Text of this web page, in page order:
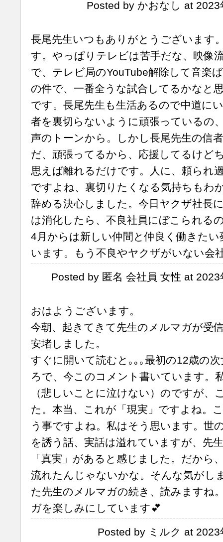
Posted by かおなし at
長尾先生いつもありがとうございます
す。やっぱりテレビは苦手だな、映像
で、テレビ局のYouTube解除して音楽
の件で、一番全うな試合してるかなと
です。長尾先生も生活あるので中道に
者を裏切らないように頑張っているの
声のトーンから。しかし長尾先生の信
だ、頑張ってるから、応援してるけど
思えば離れるだけです。人に、頼られ
ですよね、裏切りたくなる気持ちもわ
辞める決心しました。今日ヤクザ社長
は消化したら、不良社員にぼこられる
4月からは新しい仲間と仲良く働きた
います。もう不良やヤクザがいない会
Posted by 匿名 会社員 女性 at
おはようございます。
今朝、起きてきて先生のメルマガが受
安堵しました。
すぐに開いて読むと｡｡｡最初の12歳の
ろで、今このコメント書いています。
（悲しいことに泣けない）のですが、
た。本当、これが「現実」ですよね。
う事ですよね。私はそう思います。世
を誘う話、実話は溢れていますが、先
「真実」があると感じました。だから
流れたんじゃないかな。そんな気がし
た先生のメルマガの続き、読みますね
ガを楽しみにしています💕
Posted by ミルク at